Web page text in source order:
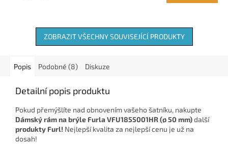
ZOBRAZIT VŠECHNY SOUVISEJÍCÍ PRODUKTY
Popis Podobné (8) Diskuze
Detailní popis produktu
Pokud přemýšlíte nad obnovením vašeho šatníku, nakupte
Dámský rám na brýle Furla VFU1855001HR (ø 50 mm)další
produkty Furl! Nejlepší kvalita za nejlepší cenu je už na
dosah!